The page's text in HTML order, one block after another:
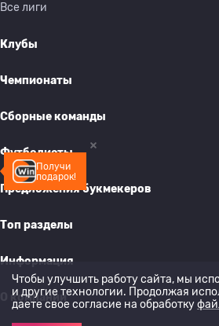
Получи
подарок!
Все лиги
Клубы
Чемпионаты
Сборные команды
Футболисты
Предложения букмекеров
Топ разделы
Информация
О компании
Чтобы улучшить работу сайта, мы
и другие технологии. Продолжая
даете свое согласие на обработку